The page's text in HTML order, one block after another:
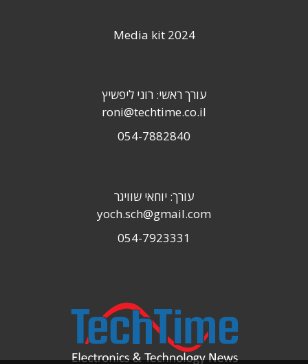
Media kit 2024
עורך ראשי: רוני ליפשיץ
roni@techtime.co.il
054-7882840
עורך: יוחאי שוויגר
yoch.sch@gmail.com
054-7923331